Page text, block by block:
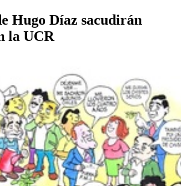
Hugo Díaz sacudirán
la UCR